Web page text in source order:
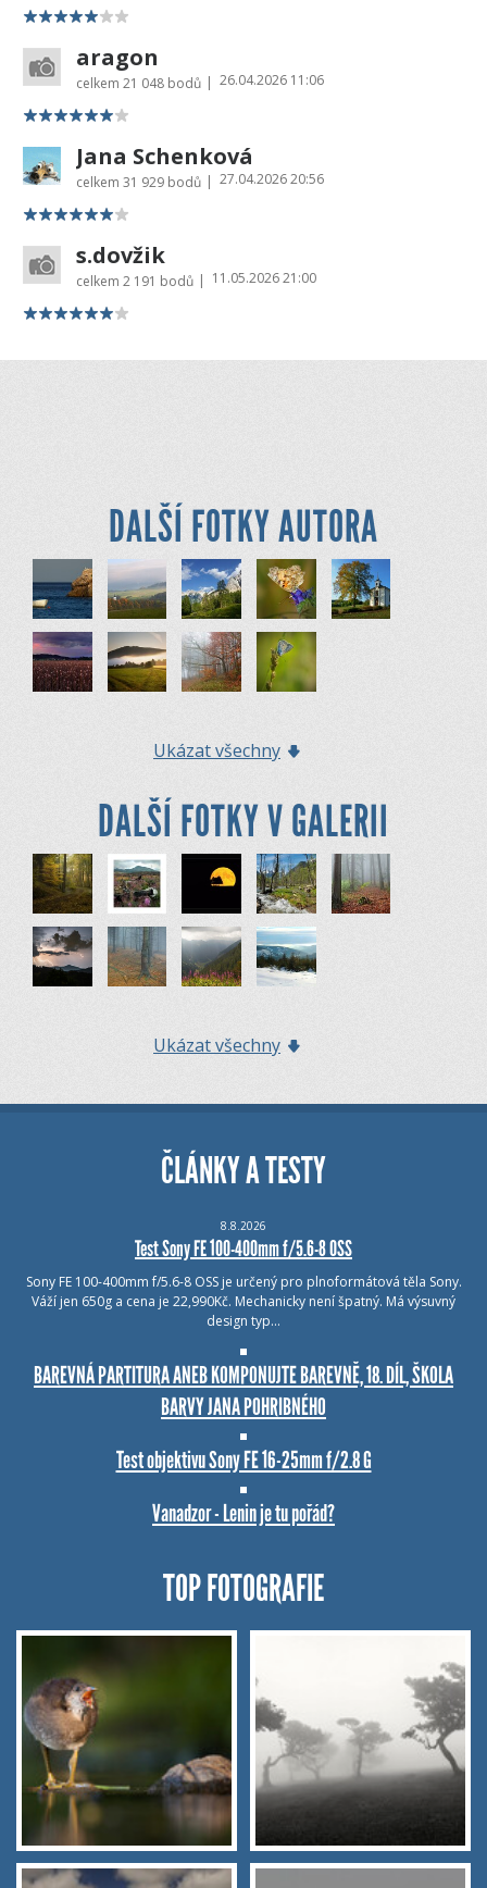
aragon
celkem 21 048 bodů | 26.04.2026 11:06
Jana Schenková
celkem 31 929 bodů | 27.04.2026 20:56
s.dovžik
celkem 2 191 bodů | 11.05.2026 21:00
DALŠÍ FOTKY AUTORA
Ukázat všechny
DALŠÍ FOTKY V GALERII
Ukázat všechny
ČLÁNKY A TESTY
8.8.2026
Test Sony FE 100-400mm f/5.6-8 OSS
Sony FE 100-400mm f/5.6-8 OSS je určený pro plnoformátová těla Sony.
Váží jen 650g a cena je 22,990Kč. Mechanicky není špatný. Má výsuvný
design typ…
BAREVNÁ PARTITURA ANEB KOMPONUJTE BAREVNĚ, 18. DÍL, ŠKOLA
BARVY JANA POHRIBNÉHO
Test objektivu Sony FE 16-25mm f/2.8 G
Vanadzor - Lenin je tu pořád?
TOP FOTOGRAFIE